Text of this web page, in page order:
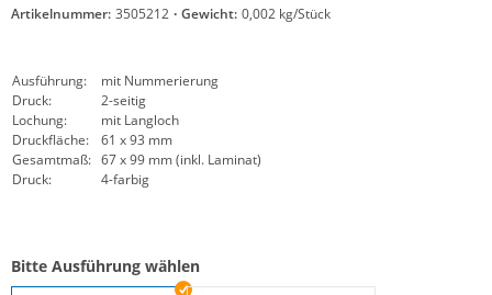
ab 1000 Stück 0,69 €
Artikelnummer: 3505212 · Gewicht: 0,002 kg/Stück
Ausführung:
mit Nummerierung
Druck:
2-seitig
Lochung:
mit Langloch
Druckfläche:
61 x 93 mm
Gesamtmaß: 67 x 99 mm (inkl. Laminat)
Druck:
4-farbig
Bitte Ausführung wählen